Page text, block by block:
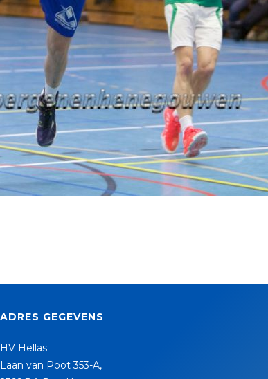
ADRES GEGEVENS
HV Hellas
Laan van Poot 353-A,